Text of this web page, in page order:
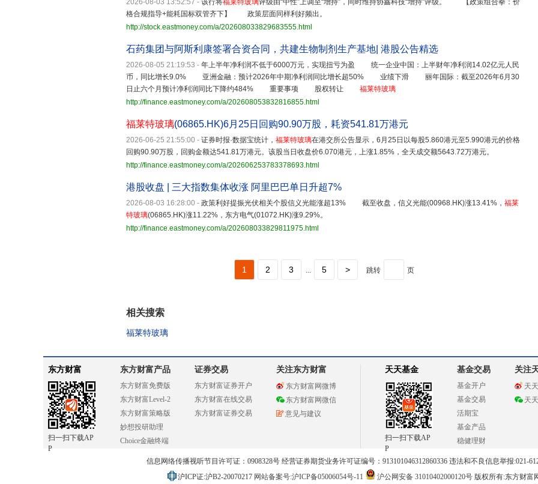
2026-08-03 13:52:57 - 该行将福莱特玻璃评级由“中性”上调至“增持”，同时维持协鑫科技“增持”评级。 【政策组合拳：价
格合规指导+能耗国标双管齐下】 政策层面同样利好频出。
http://stock.eastmoney.com/a/202608033829683555.html
石药集团与阿斯利康签署合资合同，共建生物制剂生产基地| 港股公告精选
2026-08-05 21:19:53 - 年上半年净利润不低于6000万元，实现扭亏为盈 统一企业中国：上半财年净利润14.02亿元人民
币，同比增长9.0% 亚洲金融：预计2026年中期净利润同比增长超50% 业绩下滑 丽年国际：截至2026年6月30
日止六个月预计净利润同比下降约484% 重要事项 股权转让 福莱特玻璃
http://finance.eastmoney.com/a/202608053832816855.html
福莱特玻璃(06865.HK)6月25日回购90.90万股，耗资541.81万港元
2026-06-25 21:55:00 - 证券时报·数据宝统计， 福莱特玻璃在港交所公告显示，6月25日以每股5.860港元至5.990港元的价格
回购90.90万股，回购金额达541.81万港元。该股当日收盘价6.070港元，上涨1.85%，全天成交额5643.72万港元。
http://finance.eastmoney.com/a/202606253783378693.html
港股收盘 | 三大指数集体收涨 阿里巴巴单日升超7%
2026-08-03 16:28:00 - 政策利好提振光伏相关个股信义光能涨超13% 截至收盘，信义光能(00968.HK)涨13.41%， 福莱
特玻璃(06865.HK)涨11.22%，东方电气(01072.HK)涨9.29%。
http://finance.eastmoney.com/a/202608033829811975.html
1 2 3 ... 5 > 跳转 页
相关搜索
福莱特玻璃
东方财富
扫一扫下载AP
P
东方财富产品
东方财富免费版
东方财富Level-2
东方财富策略版
妙想投研助理
Choice金融终端
证券交易
东方财富证券开户
东方财富在线交易
东方财富证券交易
关注东方财富
东方财富网微博
东方财富网微信
意见与建议
天天基金
扫一扫下载AP
P
基金交易
基金开户
基金交易
活期宝
基金产品
稳健理财
关注
天
天
信息网络传播视听节目许可证：0908328号 经营证券期货业务许可证编号：913101046312860336 违法和不良信息举报:021-
沪ICP证:沪B2-20070217 网站备案号:沪ICP备05006054号-11 沪公网安备 31010402000120号版权所有:东方财富